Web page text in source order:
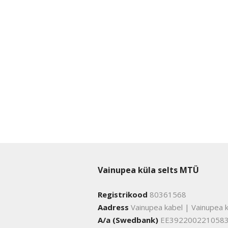
Vainupea küla selts MTÜ
Registrikood 80361568
Aadress Vainupea kabel |
A/a (Swedbank)